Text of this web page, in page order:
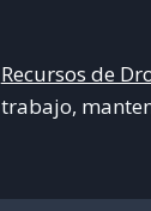
Recursos de
trabajo,